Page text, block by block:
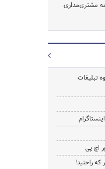
مشتری‌مداری
تبلیغات
راحتید!